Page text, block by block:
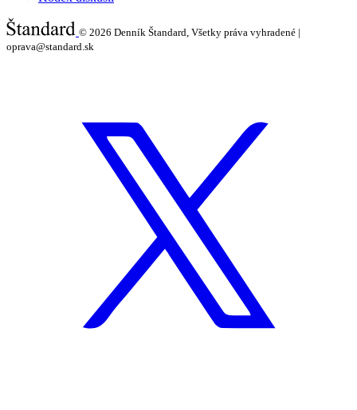
© 2026 Denník Štandard, Všetky práva vyhradené |
oprava@standard.sk